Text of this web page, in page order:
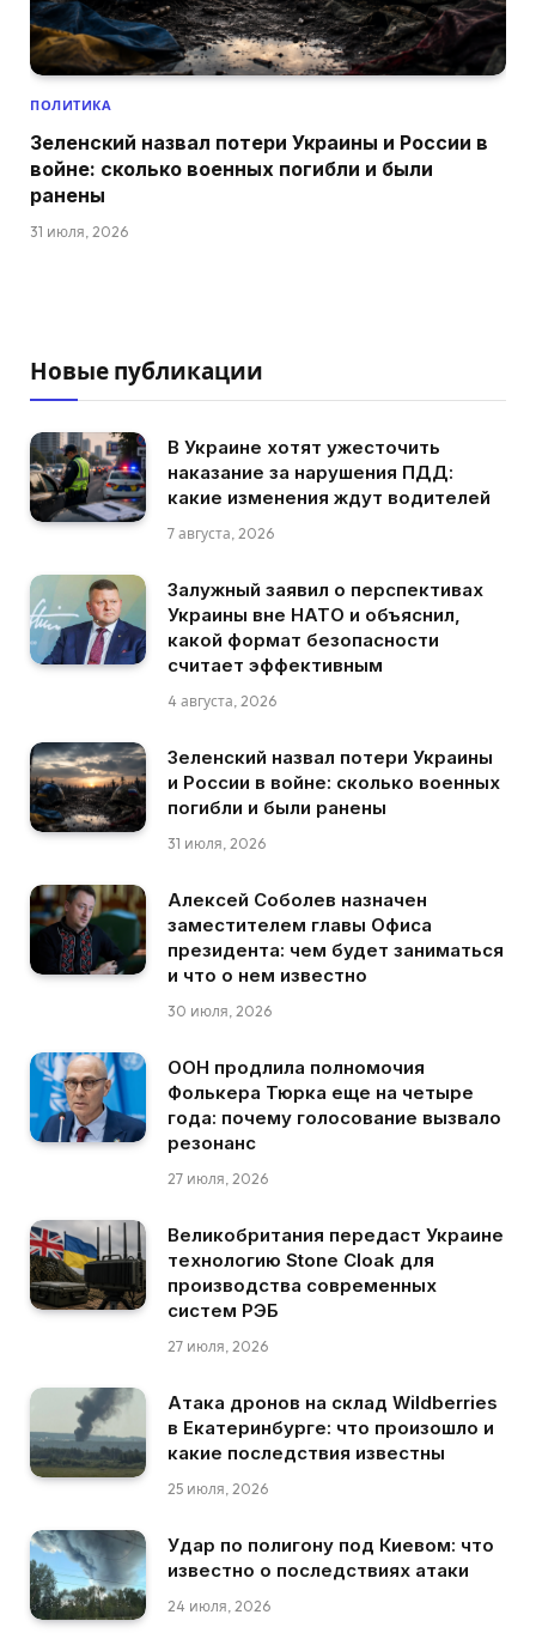
ПОЛИТИКА
Зеленский назвал потери Украины и России в
войне: сколько военных погибли и были
ранены
31 июля, 2026
Новые публикации
В Украине хотят ужесточить
наказание за нарушения ПДД:
какие изменения ждут водителей
7 августа, 2026
Залужный заявил о перспективах
Украины вне НАТО и объяснил,
какой формат безопасности
считает эффективным
4 августа, 2026
Зеленский назвал потери Украины
и России в войне: сколько военных
погибли и были ранены
31 июля, 2026
Алексей Соболев назначен
заместителем главы Офиса
президента: чем будет заниматься
и что о нем известно
30 июля, 2026
ООН продлила полномочия
Фолькера Тюрка еще на четыре
года: почему голосование вызвало
резонанс
27 июля, 2026
Великобритания передаст Украине
технологию Stone Cloak для
производства современных
систем РЭБ
27 июля, 2026
Атака дронов на склад Wildberries
в Екатеринбурге: что произошло и
какие последствия известны
25 июля, 2026
Удар по полигону под Киевом: что
известно о последствиях атаки
24 июля, 2026